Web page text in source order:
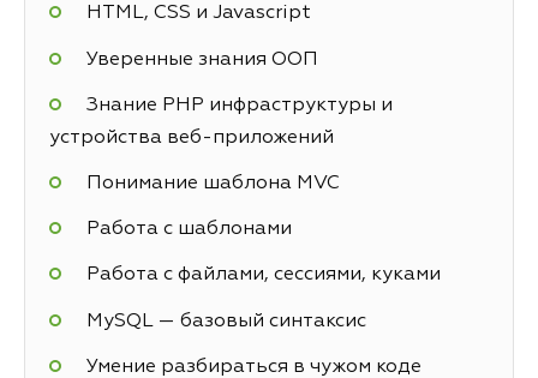
HTML, CSS и Javascript
Уверенные знания ООП
Знание PHP инфраструктуры и
устройства веб-приложений
Понимание шаблона MVC
Работа с шаблонами
Работа с файлами, сессиями, куками
MySQL — базовый синтаксис
Умение разбираться в чужом коде